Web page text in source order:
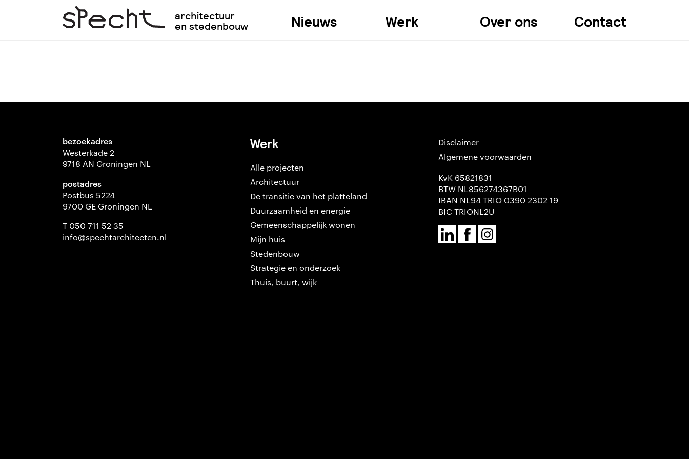
architectuur
en stedenbouw Nieuws Werk Over ons Contact
bezoekadres
Westerkade 2
9718 AN Groningen NL
postadres
Postbus 5224
9700 GE Groningen NL
T 050 711 52 35
info@spechtarchitecten.nl
Werk
Alle projecten
Architectuur
De transitie van het platteland
Duurzaamheid en energie
Gemeenschappelijk wonen
Mijn huis
Stedenbouw
Strategie en onderzoek
Thuis, buurt, wijk
Disclaimer
Algemene voorwaarden
KvK 65821831
BTW NL856274367B01
IBAN NL94 TRIO 0390 2302 19
BIC TRIONL2U